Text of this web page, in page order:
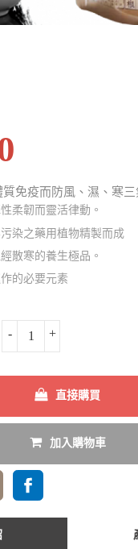
免疫而防風、濕、寒三
柔韌而靈活律動。
染之藥用植物精製而成
散寒的養生極品。
的必要元素
- +
直接購買
加入購物車